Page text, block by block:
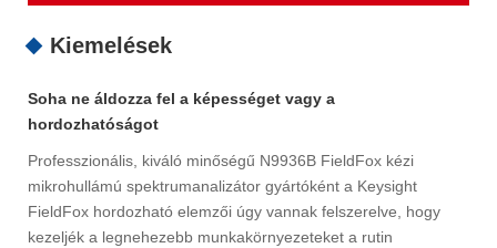
Kiemelések
Soha ne áldozza fel a képességet vagy a
hordozhatóságot
Professzionális, kiváló minőségű N9936B FieldFox kézi
mikrohullámú spektrumanalizátor gyártóként a Keysight
FieldFox hordozható elemzői úgy vannak felszerelve, hogy
kezeljék a legnehezebb munkakörnyezeteket a rutin